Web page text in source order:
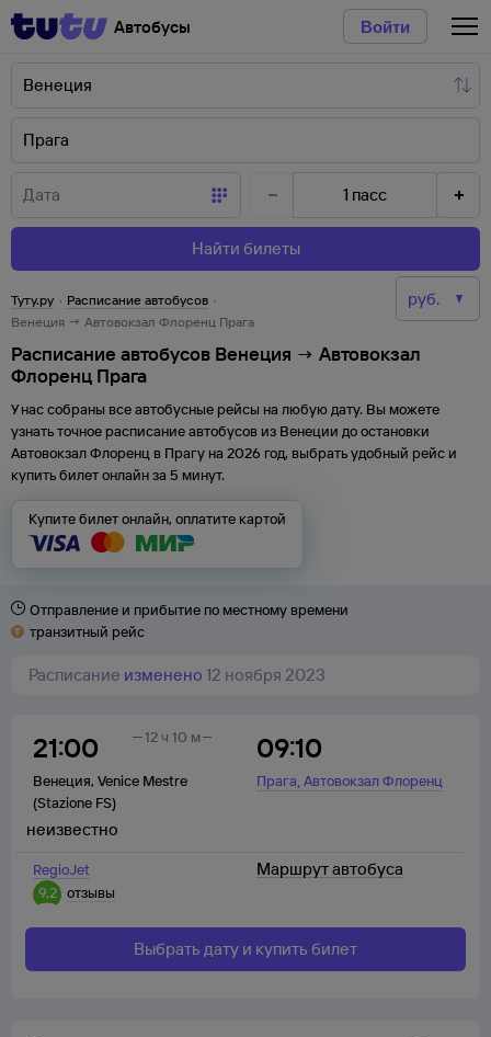
Автобусы Войти
1 пасс
Найти билеты
Туту.ру · Расписание автобусов ·
Венеция → Автовокзал Флоренц Прага
Расписание автобусов Венеция → Автовокзал
Флоренц Прага
У нас собраны все автобусные рейсы на любую дату. Вы можете
узнать точное расписание автобусов из Венеции доостановки
Автовокзал Флоренц в Прагу на 2026 год, выбрать удобный рейс и
купить билет онлайн за 5 минут.
Купите билет онлайн, оплатите картой
Отправление и прибытие по местному времени
транзитный рейс
Расписание изменено 12 ноября 2023
21:00
Венеция, Venice Mestre
(Stazione FS)
09:10
Прага,Автовокзал Флоренц
12 ч 10 м
RegioJet
9,2 отзывы
неизвестно
Маршрут автобуса
Выбрать дату и купить билет